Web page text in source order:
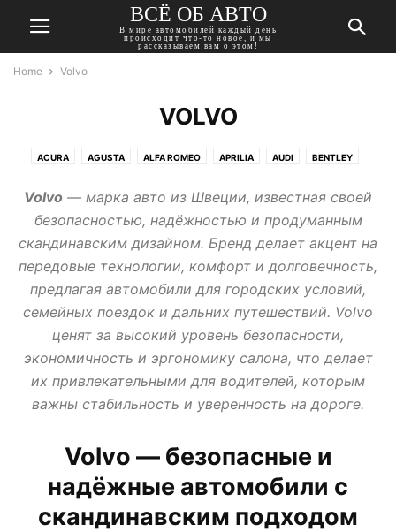
ВСЁ ОБ АВТО
В мире автомобилей каждый день
происходит что-то новое, и мы
рассказываем вам о этом!
Home Volvo
VOLVO
ACURA AGUSTA ALFA ROMEO APRILIA AUDI BENTLEY
CITROEN DACIA DAEWOO DAIHATSU DATSUN DODGE
DONGFENG DUCATI FIAT FORD GEELY GMC
HARLEY-DAVIDSON HAVAL HONDA HUMMER HYUNDAI
INFINITI ISUZU JAGUAR JEEP KAWASAKI KIA LADA
LANCIA LAND ROVER LEXUS MASERATI MAZDA MERCEDES
MINI MITSUBISHI MOSKVICH NISSAN OPEL PEUGEOT
PONTIAC PORSCHE RENAULT ROVER SAAB SEAT SKODA
SSANGYONG SUBARU SUZUKI TATA TESLA TOYOTA
TRIUMPH VOLKSWAGEN VOLVO
АВТО В КРЕДИТ, ТРЕЙД ИН, ЛИЗИНГ ВАЗ ИЖ ЛАДА МИР АВТО
Volvo — марка авто из Швеции, известная своей
безопасностью, надёжностью и продуманным
скандинавским дизайном. Бренд делает акцент на
передовые технологии, комфорт и долговечность,
предлагая автомобили для городских условий,
семейных поездок и дальних путешествий. Volvo
ценят за высокий уровень безопасности,
экономичность и эргономику салона, что делает
их привлекательными для водителей, которым
важны стабильность и уверенность на дороге.
Volvo — безопасные и
надёжные автомобили с
скандинавским подходом